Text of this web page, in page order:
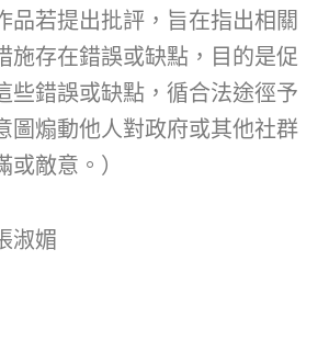
品若提出批評，旨在指出相關
施存在錯誤或缺點，目的是促
些錯誤或缺點，循合法途徑予
圖煽動他人對政府或其他社群
敵意。）
淑媚